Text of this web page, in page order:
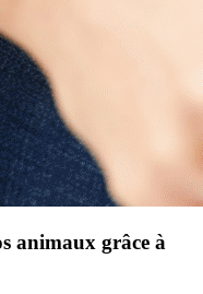
animaux grâce à